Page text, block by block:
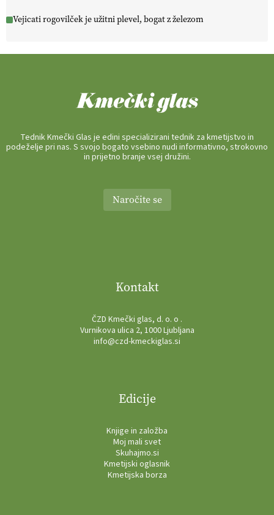
Vejicati rogovilček je užitni plevel, bogat z železom
Tednik Kmečki Glas je edini specializirani tednik za kmetijstvo in
podeželje pri nas. S svojo bogato vsebino nudi informativno, strokovno
in prijetno branje vsej družini.
Naročite se
Kontakt
ČZD Kmečki glas, d. o. o .
Vurnikova ulica 2, 1000 Ljubljana
info@czd-kmeckiglas.si
Edicije
Knjige in založba
Moj mali svet
Skuhajmo.si
Kmetijski oglasnik
Kmetijska borza